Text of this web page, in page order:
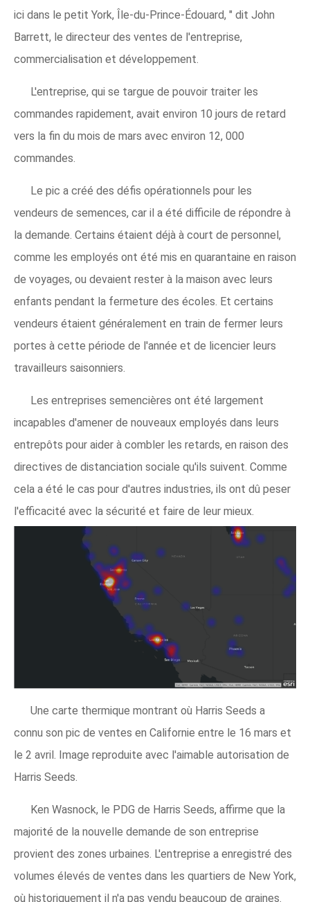
ici dans le petit York, Île-du-Prince-Édouard, " dit John
Barrett, le directeur des ventes de l'entreprise,
commercialisation et développement.
L'entreprise, qui se targue de pouvoir traiter les
commandes rapidement, avait environ 10 jours de retard
vers la fin du mois de mars avec environ 12, 000
commandes.
Le pic a créé des défis opérationnels pour les
vendeurs de semences, car il a été difficile de répondre à
la demande. Certains étaient déjà à court de personnel,
comme les employés ont été mis en quarantaine en raison
de voyages, ou devaient rester à la maison avec leurs
enfants pendant la fermeture des écoles. Et certains
vendeurs étaient généralement en train de fermer leurs
portes à cette période de l'année et de licencier leurs
travailleurs saisonniers.
Les entreprises semencières ont été largement
incapables d'amener de nouveaux employés dans leurs
entrepôts pour aider à combler les retards, en raison des
directives de distanciation sociale qu'ils suivent. Comme
cela a été le cas pour d'autres industries, ils ont dû peser
l'efficacité avec la sécurité et faire de leur mieux.
Une carte thermique montrant où Harris Seeds a
connu son pic de ventes en Californie entre le 16 mars et
le 2 avril. Image reproduite avec l'aimable autorisation de
Harris Seeds.
Ken Wasnock, le PDG de Harris Seeds, affirme que la
majorité de la nouvelle demande de son entreprise
provient des zones urbaines. L'entreprise a enregistré des
volumes élevés de ventes dans les quartiers de New York,
où historiquement il n'a pas vendu beaucoup de graines.